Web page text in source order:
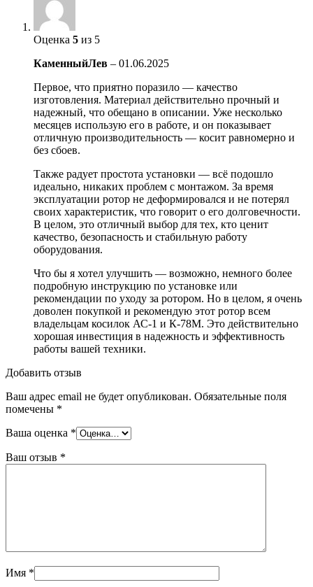
Оценка 5 из 5
КаменныйЛев – 01.06.2025
Первое, что приятно поразило — качество
изготовления. Материал действительно прочный и
надежный, что обещано в описании. Уже несколько
месяцев использую его в работе, и он показывает
отличную производительность — косит равномерно и
без сбоев.
Также радует простота установки — всё подошло
идеально, никаких проблем с монтажом. За время
эксплуатации ротор не деформировался и не потерял
своих характеристик, что говорит о его долговечности.
В целом, это отличный выбор для тех, кто ценит
качество, безопасность и стабильную работу
оборудования.
Что бы я хотел улучшить — возможно, немного более
подробную инструкцию по установке или
рекомендации по уходу за ротором. Но в целом, я очень
доволен покупкой и рекомендую этот ротор всем
владельцам косилок АС-1 и К-78М. Это действительно
хорошая инвестиция в надежность и эффективность
работы вашей техники.
Добавить отзыв
Ваш адрес email не будет опубликован. Обязательные поля
помечены *
Ваша оценка *
Ваш отзыв *
Имя *